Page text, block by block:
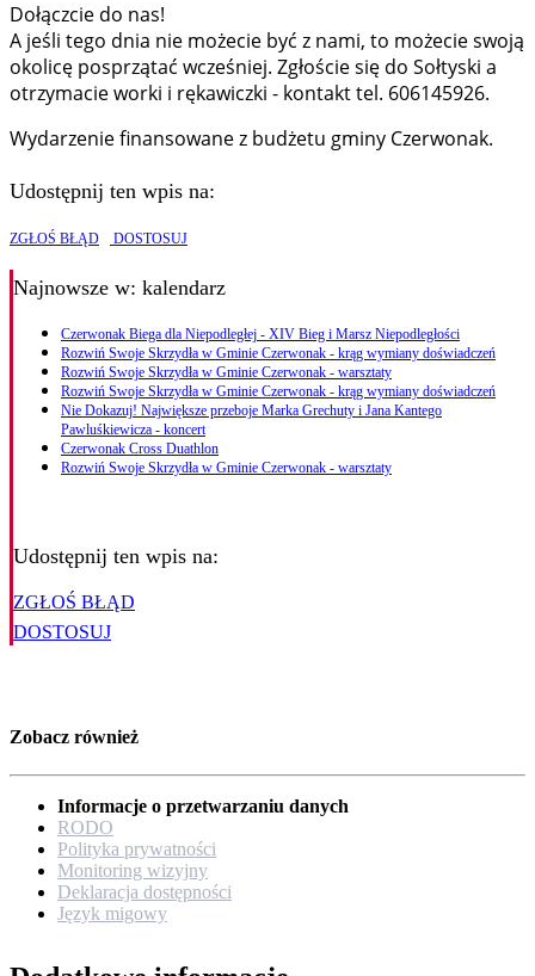
Dołączcie do nas!
A jeśli tego dnia nie możecie być z nami, to możecie swoją
okolicę posprzątać wcześniej. Zgłoście się do Sołtyski a
otrzymacie worki i rękawiczki - kontakt tel. 606145926.
Wydarzenie finansowane z budżetu gminy Czerwonak.
Udostępnij ten wpis na:
ZGŁOŚ BŁĄD DOSTOSUJ
Najnowsze w: kalendarz
Czerwonak Biega dla Niepodległej - XIV Bieg i Marsz Niepodległości
Rozwiń Swoje Skrzydła w Gminie Czerwonak - krąg wymiany doświadczeń
Rozwiń Swoje Skrzydła w Gminie Czerwonak - warsztaty
Rozwiń Swoje Skrzydła w Gminie Czerwonak - krąg wymiany doświadczeń
Nie Dokazuj! Największe przeboje Marka Grechuty i Jana Kantego
Pawluśkiewicza - koncert
Czerwonak Cross Duathlon
Rozwiń Swoje Skrzydła w Gminie Czerwonak - warsztaty
Udostępnij ten wpis na:
ZGŁOŚ BŁĄD
DOSTOSUJ
Zobacz również
Informacje o przetwarzaniu danych
RODO
Polityka prywatności
Monitoring wizyjny
Deklaracja dostępności
Język migowy